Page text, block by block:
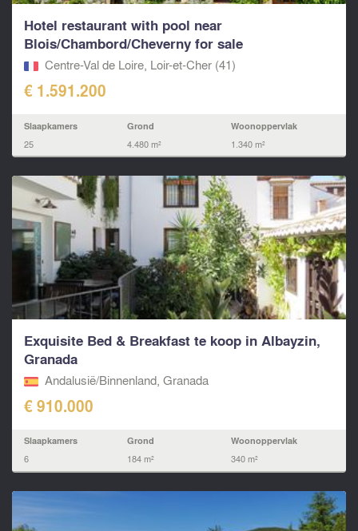
Hotel restaurant with pool near
Blois/Chambord/Cheverny for sale
Centre-Val de Loire, Loir-et-Cher (41)
€ 1.591.200
Slaapkamers
25
Grond
4.480 m²
Woonoppervlak
1.340 m²
Exquisite Bed & Breakfast te koop in Albayzin,
Granada
Andalusië/Binnenland, Granada
€ 910.000
Slaapkamers
6
Grond
184 m²
Woonoppervlak
340 m²